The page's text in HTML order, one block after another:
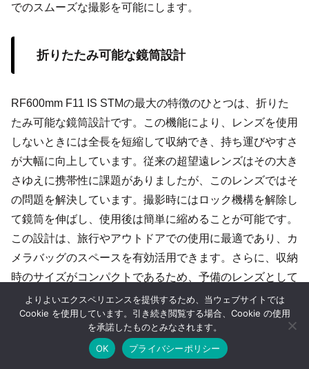
でのスムーズな撮影を可能にします。
折りたたみ可能な鏡筒設計
RF600mm F11 IS STMの最大の特徴のひとつは、折りた
たみ可能な鏡筒設計です。この機能により、レンズを使用
しないときには全長を短縮して収納でき、持ち運びやすさ
が大幅に向上しています。従来の超望遠レンズはその大き
さゆえに携帯性に課題がありましたが、このレンズではそ
の問題を解決しています。撮影時にはロック機構を解除し
て鏡筒を伸ばし、使用後は簡単に縮めることが可能です。
この設計は、旅行やアウトドアでの使用に最適であり、カ
メラバッグのスペースを有効活用できます。さらに、収納
時のサイズがコンパクトであるため、予備のレンズとして
も持ち運びが容易です。この機能は、RF600mm F11 IS
STMを選ぶ大きな理由のひとつとなっています。
シェア 目次へ トップ
よりよいエクスペリエンスを提供するため、当ウェブサイトでは
Cookie を使用しています。引き続き閲覧する場合、Cookie の使用
を承諾したものとみなされます。
OK
プライバシーポリシー